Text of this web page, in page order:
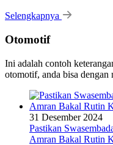
Selengkapnya
Otomotif
Ini adalah contoh
otomotif, anda bisa dengan
31 Desember 2024
Pastikan
Amran Bakal Rutin